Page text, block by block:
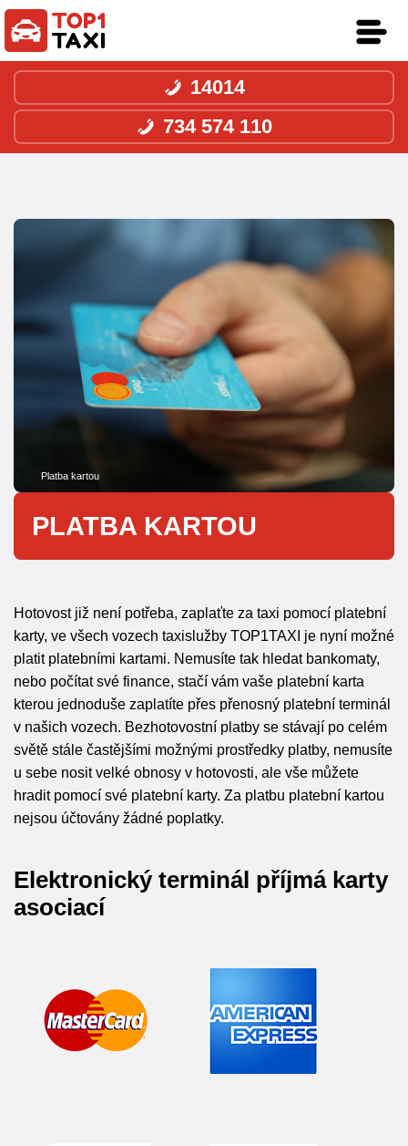
14014
734 574 110
Platba kartou
PLATBA KARTOU
Hotovost již není potřeba, zaplaťte za taxi pomocí platební
karty, ve všech vozech taxislužby TOP1TAXI je nyní možné
platit platebními kartami. Nemusíte tak hledat bankomaty,
nebo počítat své finance, stačí vám vaše platební karta
kterou jednoduše zaplatíte přes přenosný platební terminál
v našich vozech. Bezhotovostní platby se stávají po celém
světě stále častějšími možnými prostředky platby, nemusíte
u sebe nosit velké obnosy v hotovosti, ale vše můžete
hradit pomocí své platební karty. Za platbu platební kartou
nejsou účtovány žádné poplatky.
Elektronický terminál příjmá karty
asociací